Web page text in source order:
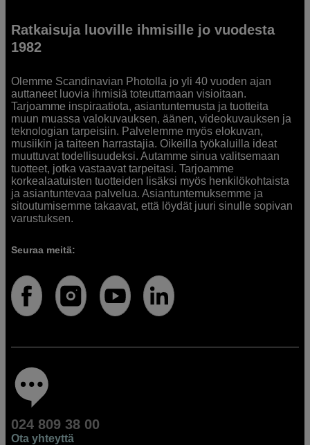
Ratkaisuja luoville ihmisille jo vuodesta
1982
Olemme Scandinavian Photolla jo yli 40 vuoden ajan
auttaneet luovia ihmisiä toteuttamaan visioitaan.
Tarjoamme inspiraatiota, asiantuntemusta ja tuotteita
muun muassa valokuvauksen, äänen, videokuvauksen ja
teknologian tarpeisiin. Palvelemme myös elokuvan,
musiikin ja taiteen harrastajia. Oikeilla työkaluilla ideat
muuttuvat todellisuudeksi. Autamme sinua valitsemaan
tuotteet, jotka vastaavat tarpeitasi. Tarjoamme
korkealaatuisten tuotteiden lisäksi myös henkilökohtaista
ja asiantuntevaa palvelua. Asiantuntemuksemme ja
sitoutumisemme takaavat, että löydät juuri sinulle sopivan
varustuksen.
Seuraa meitä:
024 809 38 00
Ota yhteyttä